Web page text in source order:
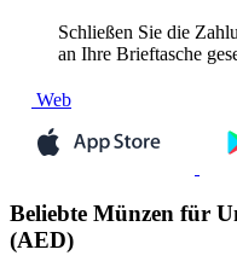
Schließen Sie die
an Ihre Brieftasche
Web
Beliebte Münzen für
(AED)